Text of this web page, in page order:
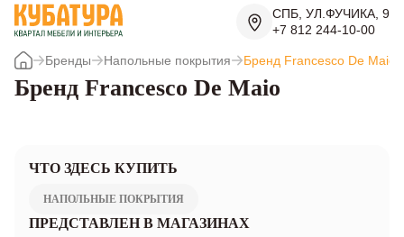
СПБ, УЛ.ФУЧИКА, 9
+7 812 244-10-00
Бренды Напольные покрытия Бренд Francesco De Maio
Бренд Francesco De Maio
ЧТО ЗДЕСЬ КУПИТЬ
НАПОЛЬНЫЕ ПОКРЫТИЯ
ПРЕДСТАВЛЕН В МАГАЗИНАХ